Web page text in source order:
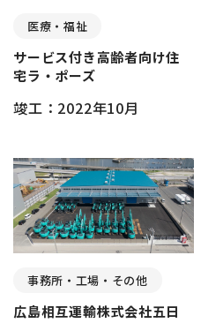
医療・福祉
サービス付き高齢者向け住
宅ラ・ポーズ
竣工：2022年10月
事務所・工場・その他
広島相互運輸株式会社五日